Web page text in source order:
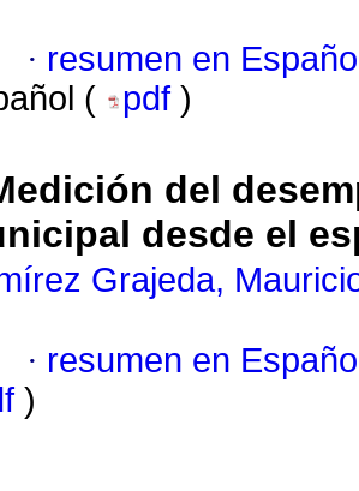
· resumen en
(
pdf )
del
desde el
Grajeda,
· resumen en
)